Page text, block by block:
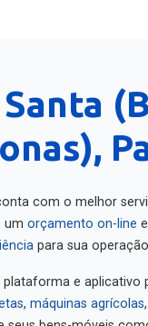
com o melhor
um orçamento on-line
para sua
e aplicativo
máquinas agrícolas
seus bens-móveis